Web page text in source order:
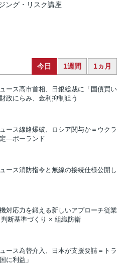
ング・リスク講座
今日 1週間 1ヵ月
ース高市首相、日銀総裁に「国債買い
政にらみ、金利抑制狙う
ース線路爆破、ロシア関与か＝ウクラ
―ポーランド
ース消防指令と無線の接続仕様公開し
対応力を鍛える新しいアプローチ従業
断基準づくり × 組織防衛
ース為替介入、日本が支援要請＝トラ
に利益」